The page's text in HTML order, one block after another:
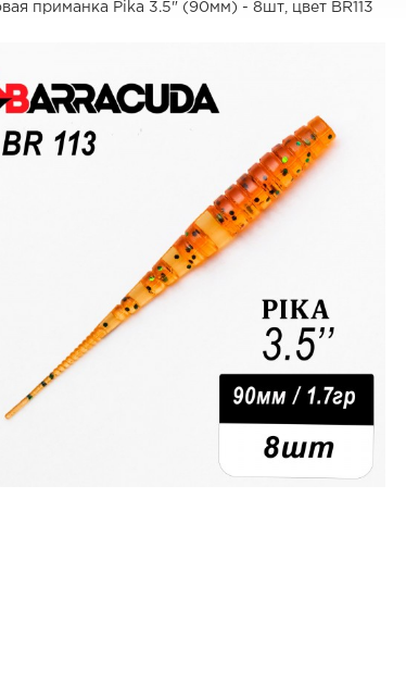
приманка Pika 3.5" (90мм) - 8шт, цвет BR113